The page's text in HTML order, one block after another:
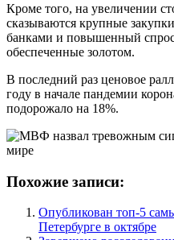
Кроме того, на увеличении
сказываются крупные
банками и повышенный
обеспеченные золотом.
В последний раз ценовое
году в начале пандемии
подорожало на 18%.
Похожие записи:
Опубликован топ-5
Петербурге в октябре